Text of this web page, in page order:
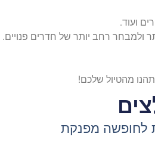
ועוד.
ולמבחר רחב יותר של חדרים
מהטיול שלכם!
לחופשה מפנקת